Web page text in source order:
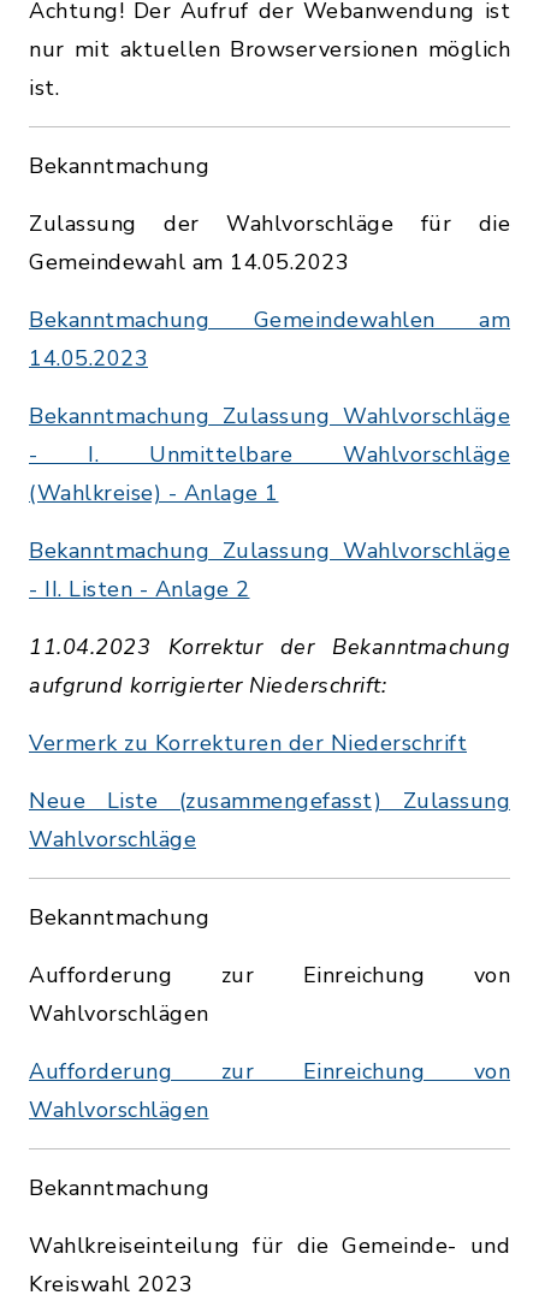
Achtung! Der Aufruf der Webanwendung ist
nur mit aktuellen Browserversionen möglich
ist.
Bekanntmachung
Zulassung der Wahlvorschläge für die
Gemeindewahl am 14.05.2023
Bekanntmachung Gemeindewahlen am
14.05.2023
Bekanntmachung Zulassung Wahlvorschläge
- I. Unmittelbare Wahlvorschläge
(Wahlkreise) - Anlage 1
Bekanntmachung Zulassung Wahlvorschläge
- II. Listen - Anlage 2
11.04.2023 Korrektur der Bekanntmachung
aufgrund korrigierter Niederschrift:
Vermerk zu Korrekturen der Niederschrift
Neue Liste (zusammengefasst) Zulassung
Wahlvorschläge
Bekanntmachung
Aufforderung zur Einreichung von
Wahlvorschlägen
Aufforderung zur Einreichung von
Wahlvorschlägen
Bekanntmachung
Wahlkreiseinteilung für die Gemeinde- und
Kreiswahl 2023